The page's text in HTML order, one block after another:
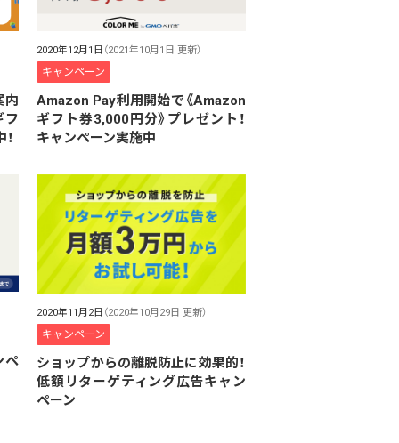
内
フ
2020年12月1日 （2021年10月1日 更新）
キャンペーン
Amazon Pay利用開始で《Amazon
ギフト券3,000円分》プレゼント！
キャンペーン実施中
ペ
2020年11月2日 （2020年10月29日 更新）
キャンペーン
ショップからの離脱防止に効果的！
低額リターゲティング広告キャン
ペーン